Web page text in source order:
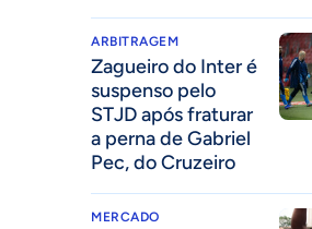
ARBITRAGEM
Zagueiro do Inter é
suspenso pelo
STJD após fraturar
a perna de Gabriel
Pec, do Cruzeiro
MERCADO